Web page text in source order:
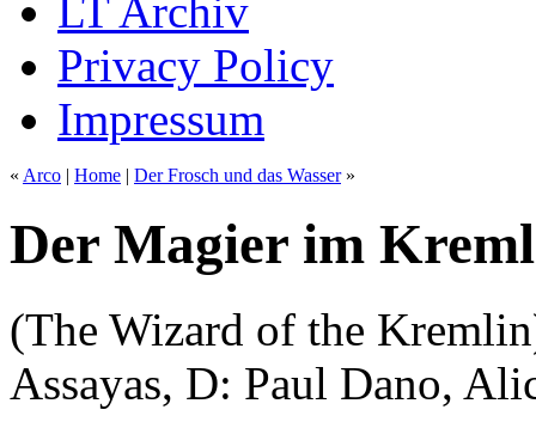
LT Archiv
Privacy Policy
Impressum
« Arco | Home | Der Frosch und das Wasser»
Der Magier im Kreml
(The Wizard of the
Assayas, D: Paul Dano,